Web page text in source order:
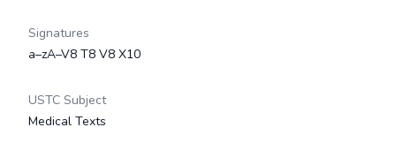
Signatures
a–zA–V8 T8 V8 X10
USTC Subject
Medical Texts